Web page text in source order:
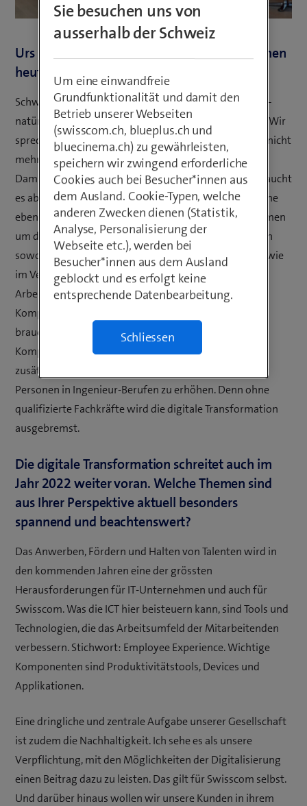
Urs Lehner, wo stehen Schweizer Unternehmen
heute bei der digitalen Transformation?
Schweizer Unternehmen sind so digital wie nie zuvor –
natürlich stark getrieben durch die Corona-Pandemie. Wir
sprechen mit unseren Kunden heute über das «How», nicht
mehr über das «Why» von Digitalisierungsvorhaben.
Damit die Digitalisierung zügig fortschreiten kann, braucht
es aber nicht allein ICT-Lösungen. Der Mensch spielt eine
ebenso zentrale Rolle. Deshalb müssen sich Unternehmen
um den «Skill Gap» kümmern. Wissenslücken bestehen
sowohl in der kompetenten Nutzung digitaler Geräte wie
im Verständnis heutiger Nutzergewohnheiten.
Arbeitgeber müssen den Aufbau entsprechender
Kompetenzen gezielt unterstützen. Darüber hinaus
braucht es zwingend eine Förderung der MINT-
Kompetenzen im Schweizer Bildungssystem sowie
zusätzliche Anstrengungen, um die Zahl ausgebildeter
Personen in Ingenieur-Berufen zu erhöhen. Denn ohne
qualifizierte Fachkräfte wird die digitale Transformation
ausgebremst.
Die digitale Transformation schreitet auch im
Jahr 2022 weiter voran. Welche Themen sind
aus Ihrer Perspektive aktuell besonders
spannend und beachtenswert?
Das Anwerben, Fördern und Halten von Talenten wird in
den kommenden Jahren eine der grössten
Herausforderungen für IT-Unternehmen und auch für
Swisscom. Was die ICT hier beisteuern kann, sind Tools und
Technologien, die das Arbeitsumfeld der Mitarbeitenden
verbessern. Stichwort: Employee Experience. Wichtige
Komponenten sind Produktivitätstools, Devices und
Applikationen.
Eine dringliche und zentrale Aufgabe unserer Gesellschaft
ist zudem die Nachhaltigkeit. Ich sehe es als unsere
Verpflichtung, mit den Möglichkeiten der Digitalisierung
einen Beitrag dazu zu leisten. Das gilt für Swisscom selbst.
Und darüber hinaus wollen wir unsere Kunden in ihrem
Sie besuchen uns von
ausserhalb der Schweiz
Um eine einwandfreie
Grundfunktionalität und damit den
Betrieb unserer Webseiten
(swisscom.ch, blueplus.ch und
bluecinema.ch) zu gewährleisten,
speichern wir zwingend erforderliche
Cookies auch bei Besucher*innen aus
dem Ausland. Cookie-Typen, welche
anderen Zwecken dienen (Statistik,
Analyse, Personalisierung der
Webseite etc.), werden bei
Besucher*innen aus dem Ausland
geblockt und es erfolgt keine
entsprechende Datenbearbeitung.
Schliessen